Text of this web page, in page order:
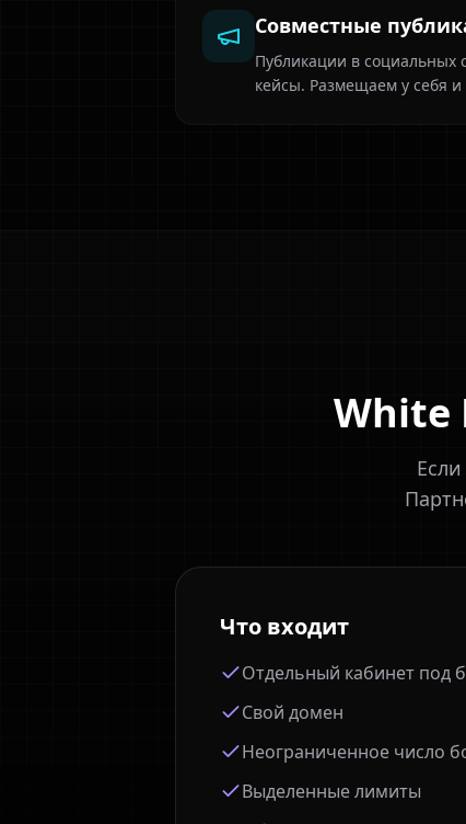
Совместные
Публикации в социальных
кейсы. Размещаем у себя и
White
Что входит
Отдельный кабинет под
Свой домен
Неограниченное число
Выделенные лимиты